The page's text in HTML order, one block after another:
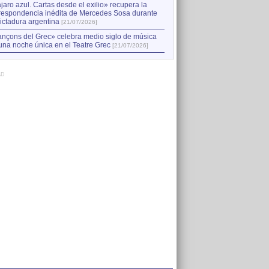
azul. Cartas desde el exilio» recupera la
inédita de Mercedes Sosa durante
argentina [21/07/2026]
del Grec» celebra medio siglo de música
noche única en el Teatre Grec [21/07/2026]